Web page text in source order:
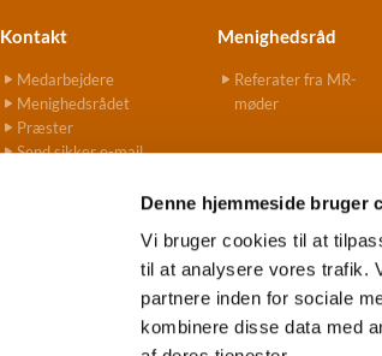
Denne hjemmeside bruger
Vi bruger cookies til at
til at analysere vores trafik.
partnere inden for sociale
kombinere disse data med
Kontakt
Medarbejdere
Menighedsrådet
Præster
Send sikker e-mail
Menighedsråd
Referater fra MR-
møder
